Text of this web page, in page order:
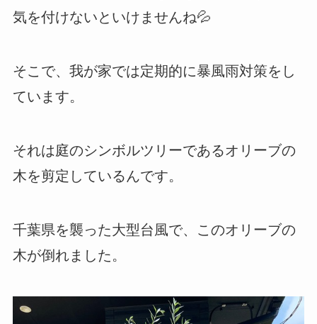
気を付けないといけませんね💦
そこで、我が家では定期的に暴風雨対策をし
ています。
それは庭のシンボルツリーであるオリーブの
木を剪定しているんです。
千葉県を襲った大型台風で、このオリーブの
木が倒れました。